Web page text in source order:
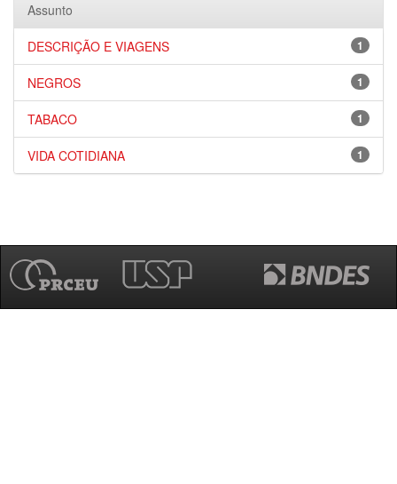
Assunto
1
DESCRIÇÃO E VIAGENS
1
NEGROS
1
TABACO
1
VIDA COTIDIANA